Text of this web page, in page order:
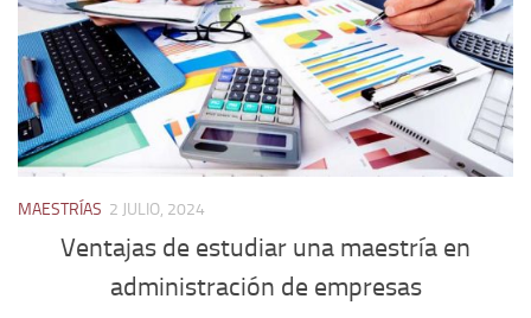
MAESTRÍAS 2 JULIO, 2024
Ventajas de estudiar una maestría en
administración de empresas